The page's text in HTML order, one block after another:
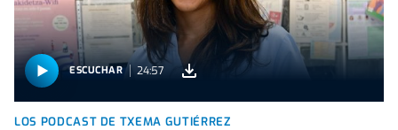
ESCUCHAR 24:57
LOS PODCAST DE TXEMA GUTIÉRREZ